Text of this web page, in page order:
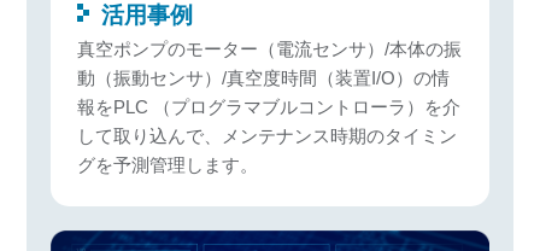
活用事例
真空ポンプのモーター（電流センサ）/本体の振
動（振動センサ）/真空度時間（装置I/O）の情
報をPLC （プログラマブルコントローラ）を介
して取り込んで、メンテナンス時期のタイミン
グを予測管理します。